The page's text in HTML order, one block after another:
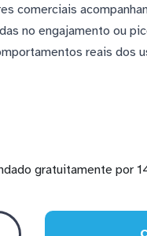
comerciais
no engajamento ou
reais dos
gratuitamente por